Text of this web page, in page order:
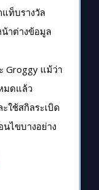
ท็บรางวัล
าต่างข้อมูล
Groggy แม้ว่า
มดแล้ว
ใช้สกิลระเบิด
ไขบางอย่าง